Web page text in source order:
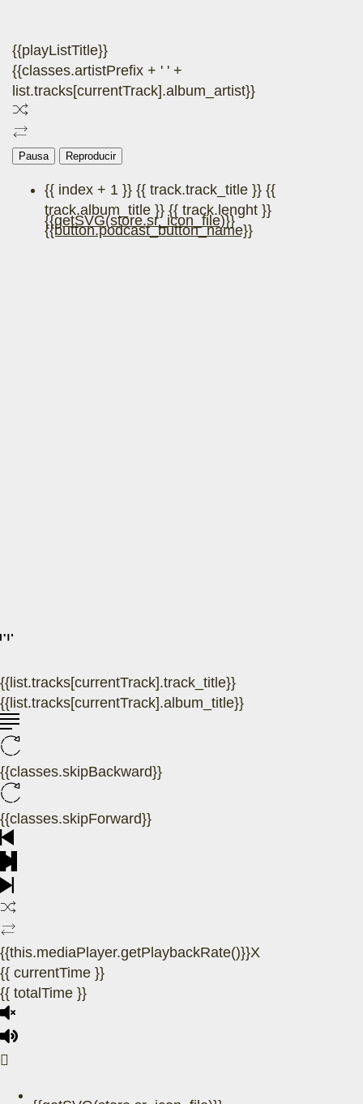
{{playListTitle}}
{{classes.artistPrefix + ' ' +
list.tracks[currentTrack].album_artist}}
Pausa Reproducir
{{ index + 1 }} {{ track.track_title }} {{
track.album_title }} {{ track.lenght }}
{{getSVG(store.sr_icon_file)}}
{{button.podcast_button_name}}
{{list.tracks[currentTrack].track_title}}
{{list.tracks[currentTrack].album_title}}
{{classes.skipBackward}}
{{classes.skipForward}}
{{this.mediaPlayer.getPlaybackRate()}}X
{{ currentTime }}
{{ totalTime }}